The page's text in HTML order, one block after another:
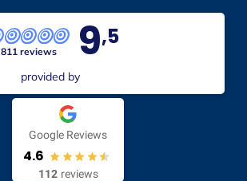
811 reviews 9,5
provided by
Google Reviews
4.6
112 reviews